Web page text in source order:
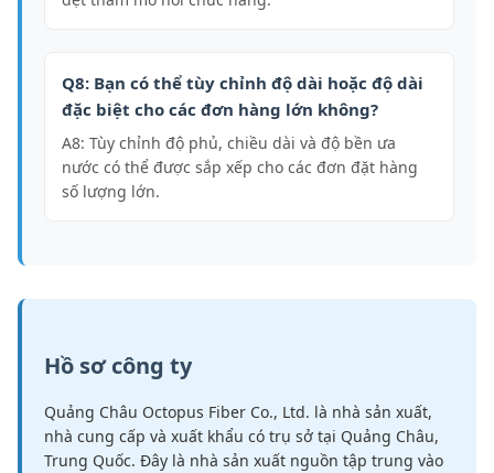
Q8: Bạn có thể tùy chỉnh độ dài hoặc độ dài
đặc biệt cho các đơn hàng lớn không?
A8: Tùy chỉnh độ phủ, chiều dài và độ bền ưa
nước có thể được sắp xếp cho các đơn đặt hàng
số lượng lớn.
Hồ sơ công ty
Quảng Châu Octopus Fiber Co., Ltd. là nhà sản xuất,
nhà cung cấp và xuất khẩu có trụ sở tại Quảng Châu,
Trung Quốc. Đây là nhà sản xuất nguồn tập trung vào